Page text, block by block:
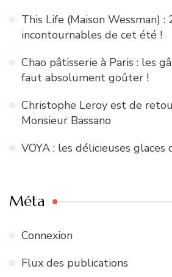
This Life (Maison Wessman) :
incontournables de cet été !
Chao pâtisserie à Paris : les
faut absolument goûter !
Christophe Leroy est de
Monsieur Bassano
VOYA : les délicieuses
Méta
Connexion
Flux des publications